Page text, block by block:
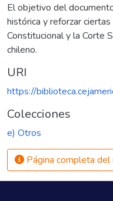
El objetivo del
histórica y reforzar
Constitucional y la Corte
chileno.
URI
https://
Colecciones
e) Otros
Página completa del